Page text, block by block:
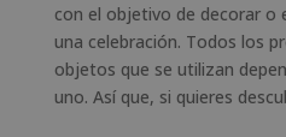
con el objetivo de decorar o
una celebración. Todos los
objetos que se utilizan
uno. Así que, si quieres